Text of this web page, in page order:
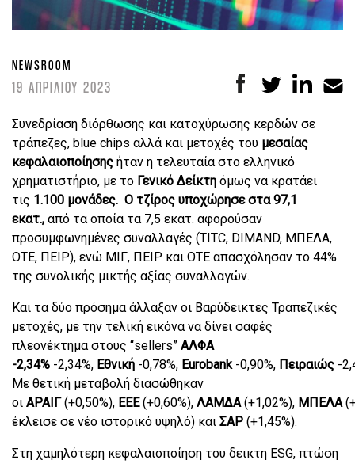
NEWSROOM
19 ΑΠΡΙΛΙΟΥ 2023
Συνεδρίαση διόρθωσης και κατοχύρωσης κερδών σε
τράπεζες, blue chips αλλά και μετοχές του μεσαίας
κεφαλαιοποίησης ήταν η τελευταία στο ελληνικό
χρηματιστήριο, με το Γενικό Δείκτη όμως να κρατάει
τις 1.100 μονάδες. Ο τζίρος υποχώρησε στα 97,1
εκατ., από τα οποία τα 7,5 εκατ. αφορούσαν
προσυμφωνημένες συναλλαγές (TITC, DIMAND, ΜΠΕΛΑ,
ΟΤΕ, ΠΕΙΡ), ενώ ΜΙΓ, ΠΕΙΡ και ΟΤΕ απασχόλησαν το 44%
της συνολικής μικτής αξίας συναλλαγών.
Και τα δύο πρόσημα άλλαξαν οι Βαρύδεικτες Τραπεζικές
μετοχές, με την τελική εικόνα να δίνει σαφές
πλεονέκτημα στους “sellers” ΑΛΦΑ
-2,34% -2,34%, Εθνική -0,78%, Eurobank-0,90%, Πειραιώς -
Με θετική μεταβολή διασώθηκαν
οι ΑΡΑΙΓ(+0,50%), ΕΕΕ(+0,60%), ΛΑΜΔΑ(+1,02%), ΜΠΕΛΑ
έκλεισε σε νέο ιστορικό υψηλό) και ΣΑΡ (+1,45%).
Στη χαμηλότερη κεφαλαιοποίηση του δεικτη ESG, πτώση